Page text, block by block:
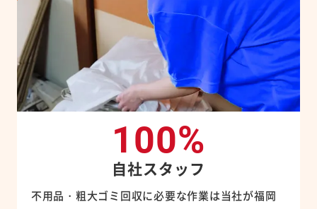
100%
自社スタッフ
不用品・粗大ゴミ回収に必要な作業は当社が福岡